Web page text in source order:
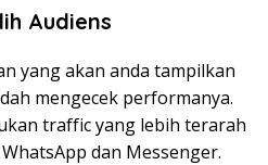
Audiens
yang akan anda tampilkan
mengecek performanya.
traffic yang lebih terarah
dan Messenger.